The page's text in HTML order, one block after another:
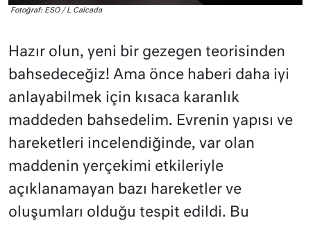
Fotoğraf: ESO / L Calcada
Hazır olun, yeni bir gezegen teorisinden
bahsedeceğiz! Ama önce haberi daha iyi
anlayabilmek için kısaca karanlık
maddeden bahsedelim. Evrenin yapısı ve
hareketleri incelendiğinde, var olan
maddenin yerçekimi etkileriyle
açıklanamayan bazı hareketler ve
oluşumları olduğu tespit edildi. Bu